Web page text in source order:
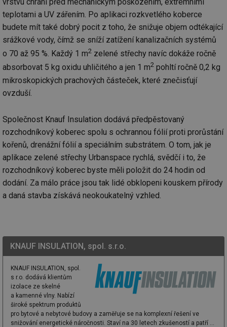
teplotami a UV zářením. Po aplikaci rozkvetlého koberce
budete mít také dobrý pocit z toho, že snižuje objem odtékající
srážkové vody, čímž se sníží zatížení kanalizačních systémů
o 70 až 95 %. Každý 1 m2 zelené střechy navíc dokáže ročně
absorbovat 5 kg oxidu uhličitého a jen 1 m2 pohltí ročně 0,2 kg
mikroskopických prachových částeček, které znečisťují
ovzduší.
Společnost Knauf Insulation dodává předpěstovaný
rozchodníkový koberec spolu s ochrannou fólií proti prorůstání
kořenů, drenážní fólií a speciálním substrátem. O tom, jak je
aplikace zelené střechy Urbanspace rychlá, svědčí i to, že
rozchodníkový koberec byste měli položit do 24 hodin od
dodání. Za málo práce jsou tak lidé obklopeni kouskem přírody
a daná stavba získává neokoukatelný vzhled.
KNAUF INSULATION, spol. s.r.o.
KNAUF INSULATION, spol.
s r.o. dodává klientům
izolace ze skelné
a kamenné vlny. Nabízí
široké spektrum produktů
pro bytové a nebytové budovy a zaměřuje se na komplexní řešení ve
snižování energetické náročnosti. Staví na 30 letech zkušeností a patří ...